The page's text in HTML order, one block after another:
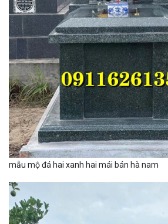
mẫu mộ đá hai xanh hai mái bán hà nam